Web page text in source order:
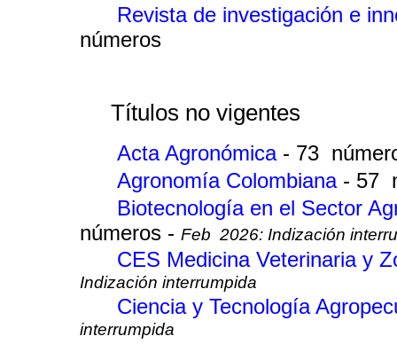
Revista de investigación e
números
Títulos no vigentes
Acta Agronómica - 73
Agronomía Colombiana - 57
Biotecnología en el Sector
números - Feb 2026: Indización
CES Medicina Veterinaria y
Indización interrumpida
Ciencia y Tecnología
interrumpida